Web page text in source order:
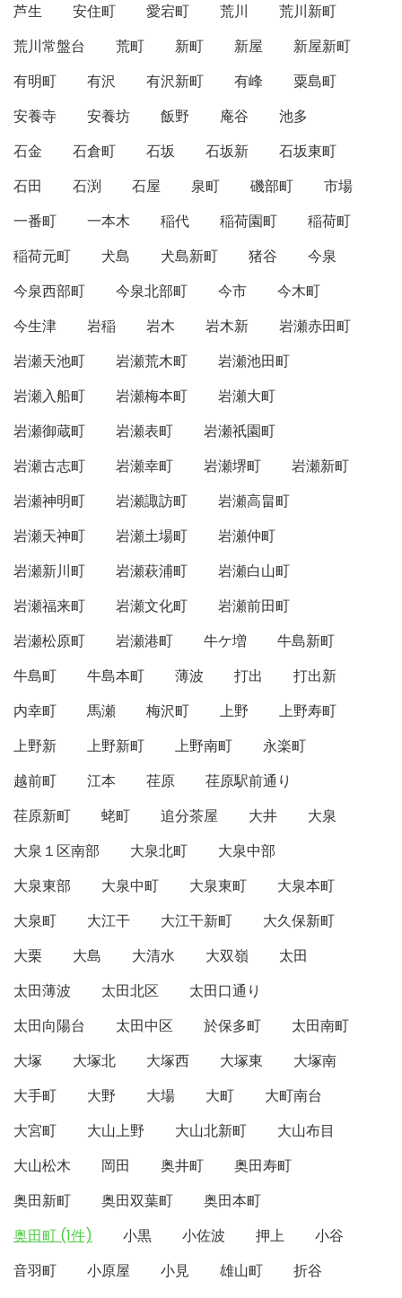
芦生
安住町 愛宕町 荒川
荒川新町
荒川常盤台
荒町 新町 新屋
新屋新町
有明町
有沢 有沢新町 有峰
粟島町
安養寺
安養坊 飯野 庵谷
池多
石金
石倉町 石坂 石坂新
石坂東町
石田
石渕 石屋 泉町 磯部町
市場
一番町
一本木 稲代 稲荷園町
稲荷町
稲荷元町
犬島 犬島新町 猪谷
今泉
今泉西部町
今泉北部町 今市
今木町
今生津
岩稲 岩木 岩木新
岩瀬赤田町
岩瀬天池町
岩瀬荒木町
岩瀬池田町
岩瀬入船町
岩瀬梅本町
岩瀬大町
岩瀬御蔵町
岩瀬表町
岩瀬祇園町
岩瀬古志町
岩瀬幸町 岩瀬堺町
岩瀬新町
岩瀬神明町
岩瀬諏訪町
岩瀬高畠町
岩瀬天神町
岩瀬土場町
岩瀬仲町
岩瀬新川町
岩瀬萩浦町
岩瀬白山町
岩瀬福来町
岩瀬文化町
岩瀬前田町
岩瀬松原町
岩瀬港町 牛ケ増
牛島新町
牛島町
牛島本町 薄波 打出
打出新
内幸町
馬瀬 梅沢町 上野
上野寿町
上野新
上野新町 上野南町
永楽町
越前町
江本 荏原
荏原駅前通り
荏原新町
蛯町 追分茶屋 大井
大泉
大泉１区南部
大泉北町
大泉中部
大泉東部
大泉中町 大泉東町
大泉本町
大泉町
大江干 大江干新町
大久保新町
大栗
大島 大清水 大双嶺
太田
太田薄波
太田北区
太田口通り
太田向陽台
太田中区 於保多町
太田南町
大塚
大塚北 大塚西 大塚東
大塚南
大手町
大野 大場 大町
大町南台
大宮町
大山上野 大山北新町
大山布目
大山松木
岡田 奥井町
奥田寿町
奥田新町
奥田双葉町
奥田本町
奥田町 (1件)
小黒 小佐波 押上
小谷
音羽町
小原屋 小見 雄山町
折谷